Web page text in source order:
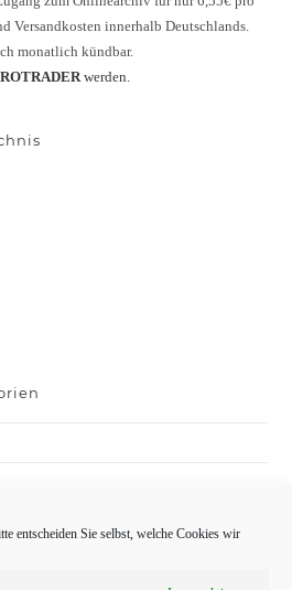
entscheiden Sie selbst, welche Cookies wir
Versandkosten innerhalb Deutschlands.
monatlich kündbar.
werden.